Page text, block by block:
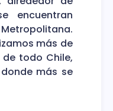
encuentran
más de
todo Chile,
más se